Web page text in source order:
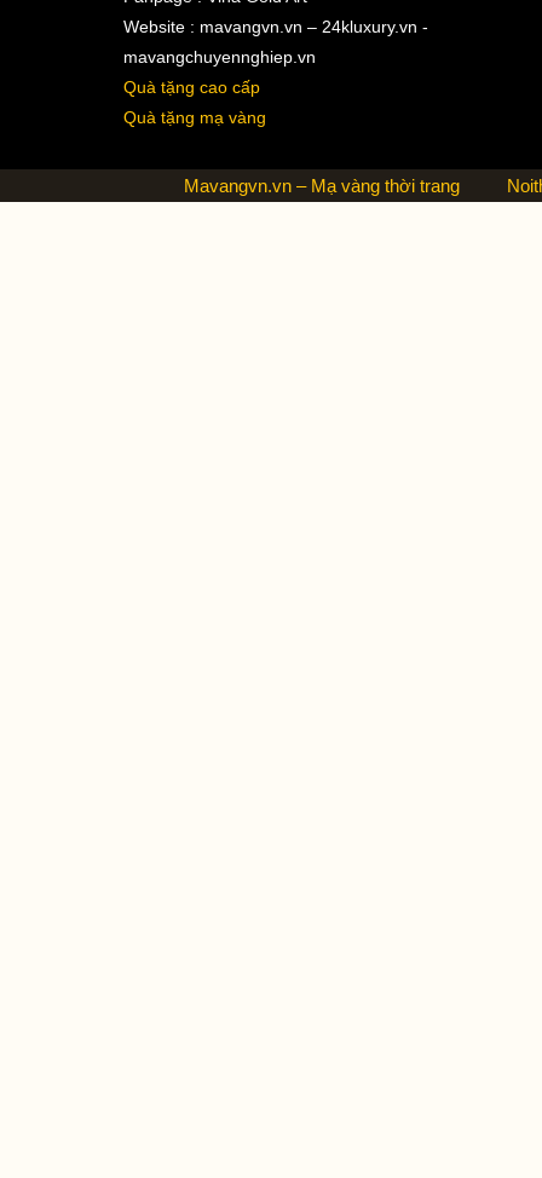
Website : mavangvn.vn – 24kluxury.vn -
mavangchuyennghiep.vn
Quà tặng cao cấp
Quà tặng mạ vàng
Mavangvn.vn – Mạ vàng thời trang